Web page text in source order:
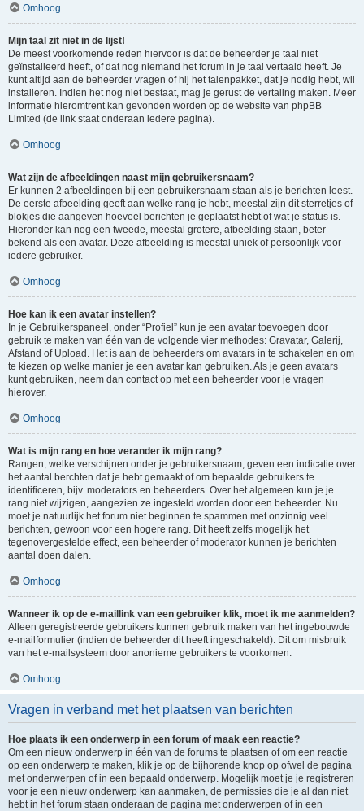
Omhoog
Mijn taal zit niet in de lijst!
De meest voorkomende reden hiervoor is dat de beheerder je taal niet
geïnstalleerd heeft, of dat nog niemand het forum in je taal vertaald heeft. Je
kunt altijd aan de beheerder vragen of hij het talenpakket, dat je nodig hebt, wil
installeren. Indien het nog niet bestaat, mag je gerust de vertaling maken. Meer
informatie hieromtrent kan gevonden worden op de website van phpBB
Limited (de link staat onderaan iedere pagina).
Omhoog
Wat zijn de afbeeldingen naast mijn gebruikersnaam?
Er kunnen 2 afbeeldingen bij een gebruikersnaam staan als je berichten leest.
De eerste afbeelding geeft aan welke rang je hebt, meestal zijn dit sterretjes of
blokjes die aangeven hoeveel berichten je geplaatst hebt of wat je status is.
Hieronder kan nog een tweede, meestal grotere, afbeelding staan, beter
bekend als een avatar. Deze afbeelding is meestal uniek of persoonlijk voor
iedere gebruiker.
Omhoog
Hoe kan ik een avatar instellen?
In je Gebruikerspaneel, onder “Profiel” kun je een avatar toevoegen door
gebruik te maken van één van de volgende vier methodes: Gravatar, Galerij,
Afstand of Upload. Het is aan de beheerders om avatars in te schakelen en om
te kiezen op welke manier je een avatar kan gebruiken. Als je geen avatars
kunt gebruiken, neem dan contact op met een beheerder voor je vragen
hierover.
Omhoog
Wat is mijn rang en hoe verander ik mijn rang?
Rangen, welke verschijnen onder je gebruikersnaam, geven een indicatie over
het aantal berchten dat je hebt gemaakt of om bepaalde gebruikers te
identificeren, bijv. moderators en beheerders. Over het algemeen kun je je
rang niet wijzigen, aangezien ze ingesteld worden door een beheerder. Nu
moet je natuurlijk het forum niet beginnen te spammen met onzinnig veel
berichten, gewoon voor een hogere rang. Dit heeft zelfs mogelijk het
tegenovergestelde effect, een beheerder of moderator kunnen je berichten
aantal doen dalen.
Omhoog
Wanneer ik op de e-maillink van een gebruiker klik, moet ik me aanmelden?
Alleen geregistreerde gebruikers kunnen gebruik maken van het ingebouwde
e-mailformulier (indien de beheerder dit heeft ingeschakeld). Dit om misbruik
van het e-mailsysteem door anonieme gebruikers te voorkomen.
Omhoog
Vragen in verband met het plaatsen van berichten
Hoe plaats ik een onderwerp in een forum of maak een reactie?
Om een nieuw onderwerp in één van de forums te plaatsen of om een reactie
op een onderwerp te maken, klik je op de bijhorende knop op ofwel de pagina
met onderwerpen of in een bepaald onderwerp. Mogelijk moet je je registreren
voor je een nieuw onderwerp kan aanmaken, de permissies die je al dan niet
hebt in het forum staan onderaan de pagina met onderwerpen of in een